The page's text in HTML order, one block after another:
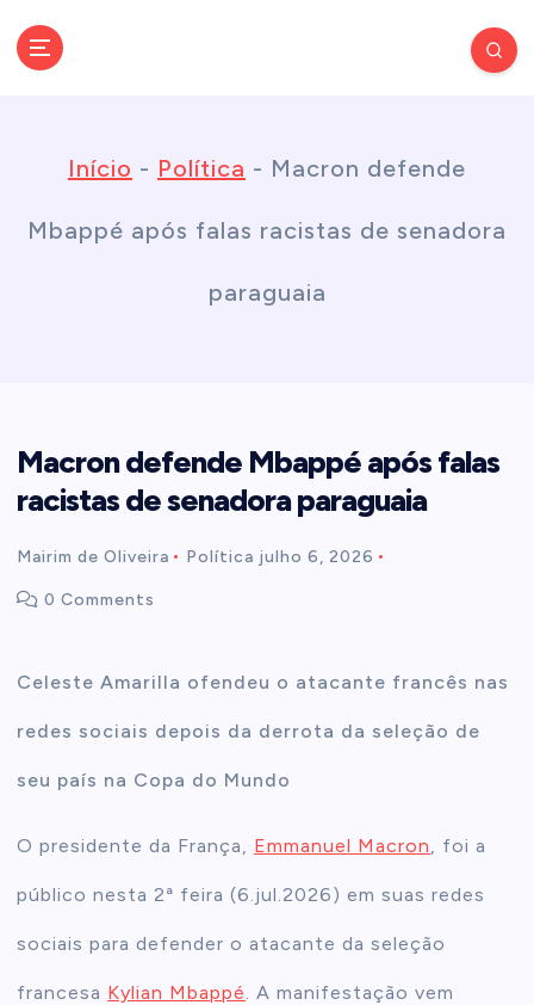
Início - Política - Macron defende
Mbappé após falas racistas de senadora
paraguaia
Macron defende Mbappé após falas
racistas de senadora paraguaia
Mairim de Oliveira Política julho 6, 2026
0 Comments
Celeste Amarilla ofendeu o atacante francês nas
redes sociais depois da derrota da seleção de
seu país na Copa do Mundo
O presidente da França, Emmanuel Macron , foi a
público nesta 2ª feira (6.jul.2026) em suas redes
sociais para defender o atacante da seleção
francesa Kylian Mbappé . A manifestação vem